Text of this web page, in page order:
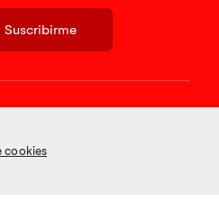
Suscribirme
cookies